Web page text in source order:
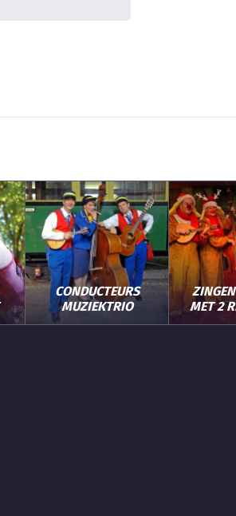
CONDUCTEURS
MUZIEKTRIO
MET 2